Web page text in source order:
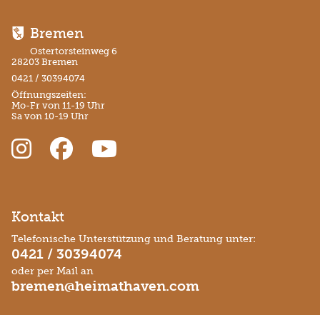
Bremen
Ostertorsteinweg 6
28203 Bremen
0421 / 30394074
Öffnungszeiten:
Mo-Fr von 11-19 Uhr
Sa von 10-19 Uhr
Kontakt
Telefonische Unterstützung und Beratung unter:
0421 / 30394074
oder per Mail an
bremen@heimathaven.com